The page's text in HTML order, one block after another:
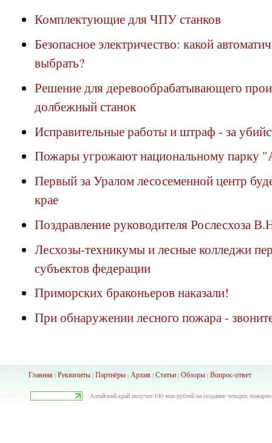
Комплектующие для ЧПУ станков
Безопасное электричество: какой
выбрать?
Решение для деревообрабатывающего
долбежный станок
Исправительные работы и штраф - за
Пожары угрожают национальному парку
Первый за Уралом лесосеменной центр
крае
Поздравление руководителя Рослесхоза
Лесхозы-техникумы и лесные колледжи
субъектов федерации
Приморских браконьеров наказали!
При обнаружении лесного пожара -
Главная| Реквизиты| Партнёры| Архив| Статьи| Обзоры| Вопрос-ответ
Алтайский край получит 140 млн рублей на создание четырех